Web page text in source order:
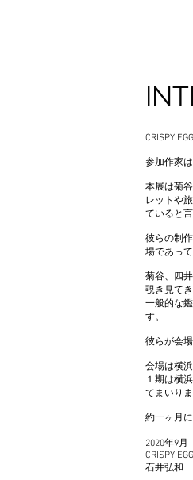
CRISPY
参加作家
本展は菊
レットや
ていると言
彼らの制
場であっ
菊谷、四
覗き見てき
一般的な
す。
彼らが会
会場は横
１期は横
てまいりま
約一ヶ月
2020年9月
CRISPY
石井弘和